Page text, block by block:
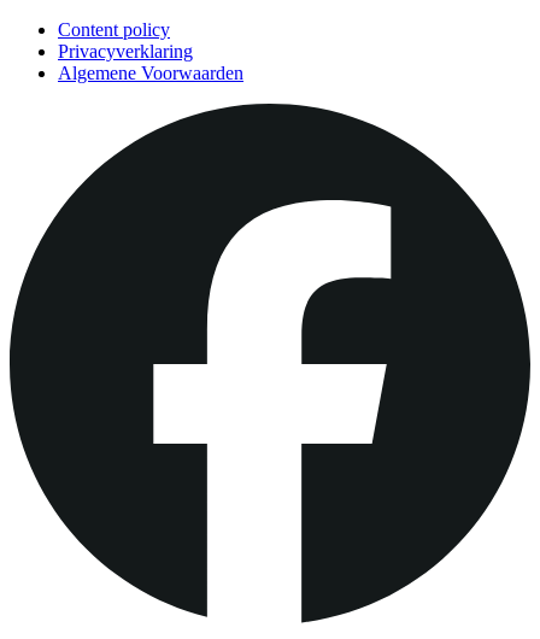
Content policy
Privacyverklaring
Algemene Voorwaarden